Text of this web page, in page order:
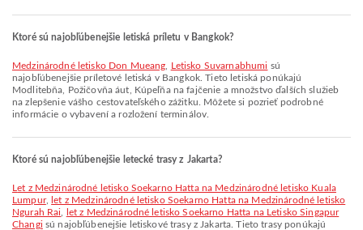
Ktoré sú najobľúbenejšie letiská príletu v Bangkok?
Medzinárodné letisko Don Mueang Letisko Suvarnabhumi sú
najobľúbenejšie príletové letiská v Bangkok. Tieto letiská ponúkajú
Modlitebňa, Požičovňa áut, Kúpeľňa na fajčenie a množstvo ďalších služieb
na zlepšenie vášho cestovateľského zážitku. Môžete si pozrieť podrobné
informácie o vybavení a rozložení terminálov.
Ktoré sú najobľúbenejšie letecké trasy z Jakarta?
let z Medzinárodné letisko Soekarno Hatta na Medzinárodné letisko Kuala
Lumpur,
let z Medzinárodné letisko Soekarno Hatta na Medzinárodné letisko
Ngurah Rai
let z Medzinárodné letisko Soekarno Hatta na Letisko Singapur
Changi sú najobľúbenejšie letiskové trasy z Jakarta. Tieto trasy ponúkajú